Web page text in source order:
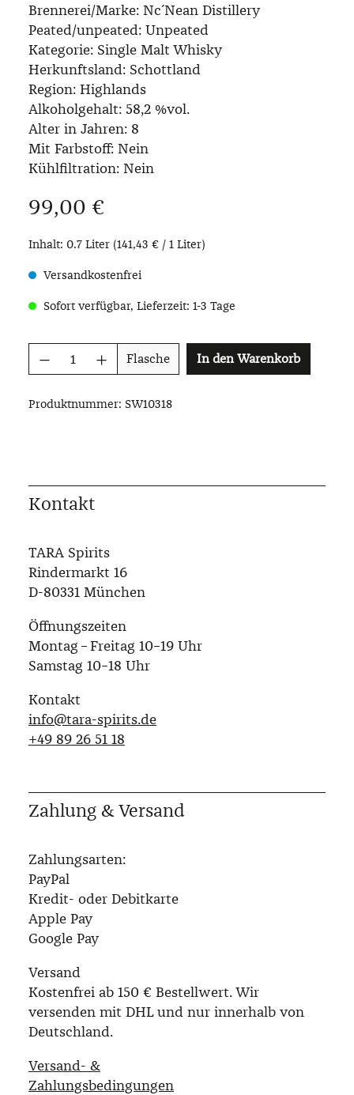
Brennerei/Marke: Nc´Nean Distillery
Peated/unpeated: Unpeated
Kategorie: Single Malt Whisky
Herkunftsland: Schottland
Region: Highlands
Alkoholgehalt: 58,2 %vol.
Alter in Jahren: 8
Mit Farbstoff: Nein
Kühlfiltration: Nein
Regulärer Preis:
99,00 €
Inhalt: 0.7 Liter (141,43 € / 1 Liter)
Versandkostenfrei
Sofort verfügbar, Lieferzeit: 1-3 Tage
Produkt Anzahl: Gib den gewünschten
Flasche In den Warenkorb
Produktnummer: SW10318
Kontakt
TARA Spirits
Rindermarkt 16
D-80331 München
Öffnungszeiten
Montag – Freitag 10–19 Uhr
Samstag 10–18 Uhr
Kontakt
info@tara-spirits.de
‭+49 89 26 51 18‬
Zahlung & Versand
Zahlungsarten:
PayPal
Kredit- oder Debitkarte
Apple Pay
Google Pay
Versand
Kostenfrei ab 150 € Bestellwert. Wir
versenden mit DHL und nur innerhalb von
Deutschland.
Versand- &
Zahlungsbedingungen